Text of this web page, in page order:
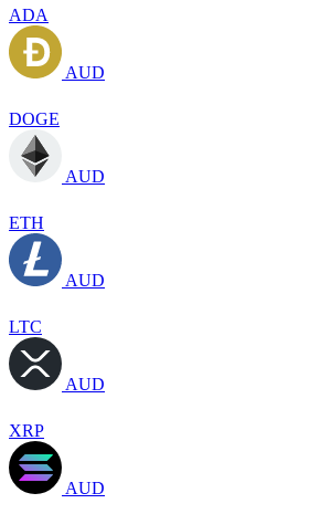
ADA
AUD
DOGE
AUD
ETH
AUD
LTC
AUD
XRP
AUD